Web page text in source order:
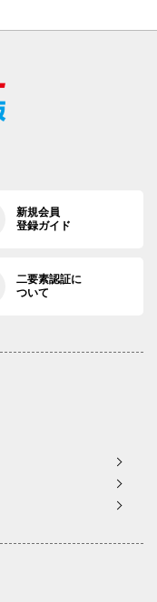
新規会員
登録ガイド
二要素認証に
ついて